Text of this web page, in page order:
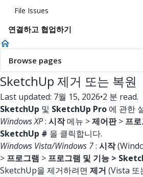
File Issues
연결하고 협업하기
Browse pages
SketchUp 제거 또는 복원
Last updated: 7월 15, 2026•2 분 read.
SketchUp 및 SketchUp Pro 에 관한
Windows XP: 시작메뉴 >제어판> 프
SketchUp # 을 클릭합니다.
Windows Vista/Windows 7: 시작
> 프로그램 > 프로그램 및 기능 >
SketchUp을 제거하려면 제거 (Vista 또